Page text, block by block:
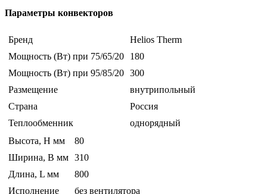
Параметры конвекторов
Бренд
Helios Therm
Мощность (Вт) при 75/65/20
180
Мощность (Вт) при 95/85/20 300
Размещение
внутрипольный
Страна
Россия
Теплообменник
однорядный
Высота, H мм
80
Ширина, B мм 310
Длина, L мм
800
Исполнение
без вентилятора